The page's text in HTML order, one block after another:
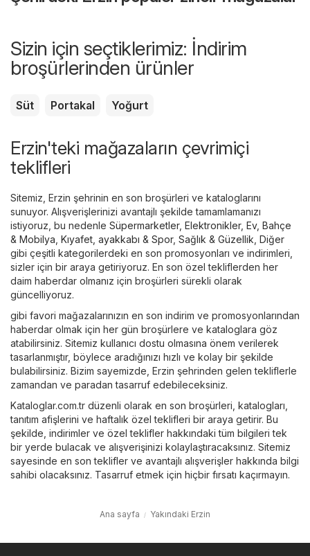
Sizin için seçtiklerimiz: İndirim
broşürlerinden ürünler
Süt Portakal Yoğurt
Erzin'teki mağazaların çevrimiçi
teklifleri
Sitemiz, Erzin şehrinin en son broşürleri ve kataloglarını
sunuyor. Alışverişlerinizi avantajlı şekilde tamamlamanızı
istiyoruz, bu nedenle Süpermarketler, Elektronikler, Ev, Bahçe
& Mobilya Kıyafet, ayakkabı & Spor, Sağlık & Güzellik Diğer
gibi çeşitli kategorilerdeki en son promosyonları ve indirimleri,
sizler için bir araya getiriyoruz. En son özel tekliflerden her
daim haberdar olmanız için broşürleri sürekli olarak
güncelliyoruz.
gibi favori mağazalarınızın en son indirim ve promosyonlarından
haberdar olmak için her gün broşürlere ve kataloglara göz
atabilirsiniz. Sitemiz kullanıcı dostu olmasına önem verilerek
tasarlanmıştır, böylece aradığınızı hızlı ve kolay bir şekilde
bulabilirsiniz. Bizim sayemizde, Erzin şehrinden gelen tekliflerle
zamandan ve paradan tasarruf edebileceksiniz.
Kataloglar.com.tr düzenli olarak en son broşürleri, katalogları,
tanıtım afişlerini ve haftalık özel teklifleri bir araya getirir. Bu
şekilde, indirimler ve özel teklifler hakkındaki tüm bilgileri tek
bir yerde bulacak ve alışverişinizi kolaylaştıracaksınız. Sitemiz
sayesinde en son teklifler ve avantajlı alışverişler hakkında bilgi
sahibi olacaksınız. Tasarruf etmek için hiçbir fırsatı kaçırmayın.
Ana sayfa Yakındaki Erzin